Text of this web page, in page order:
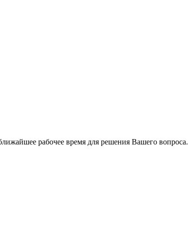
рабочее время для решения Вашего вопроса.